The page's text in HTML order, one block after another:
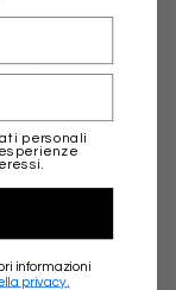
US...
shipping.
Highly
personali
informazioni
privacy.